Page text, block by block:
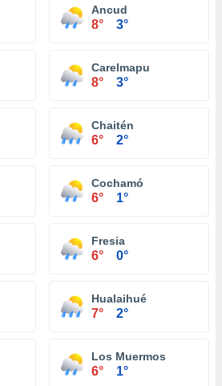
Ancud
8° 3°
Carelmapu
8° 3°
Chaitén
6° 2°
Cochamó
6° 1°
Fresia
6° 0°
Hualaihué
7° 2°
Los Muermos
6° 1°